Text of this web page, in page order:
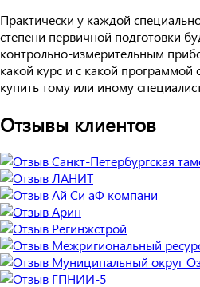
Практически у каждой
степени первичной подготовки
контрольно-измерительным
какой курс и с какой
купить тому или иному
Отзывы клиентов